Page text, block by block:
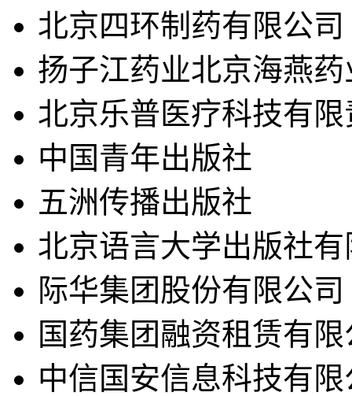
北京四环制药有限公司
扬子江药业北京海燕
北京乐普医疗科技有
中国青年出版社
五洲传播出版社
北京语言大学出版社
际华集团股份有限公司
国药集团融资租赁有
中信国安信息科技有